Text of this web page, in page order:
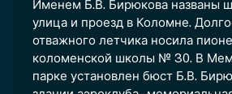
Именем Б.В. Бирюкова названы
улица и проезд в Коломне.
отважного летчика носила
коломенской школы № 30. В
парке установлен бюст Б.В.